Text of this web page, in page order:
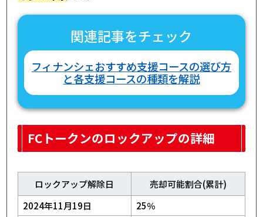
関連記事をチェック
フィナンシェおすすめ支援コースの選び方
と各支援コースの種類を解説
FCトークンのロックアップの詳細
ロックアップ解除日
売却可能割合(累計)
2024年11月19日
25％